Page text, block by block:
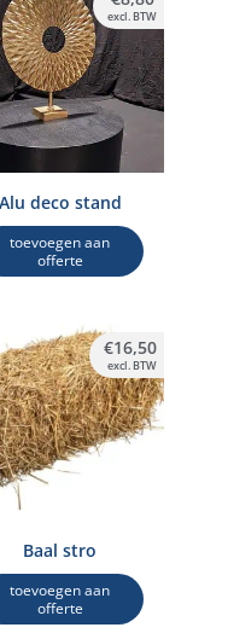
Alu deco stand
toevoegen aan
offerte
excl. BTW
Baal stro
toevoegen aan
offerte
€16,50
excl. BTW